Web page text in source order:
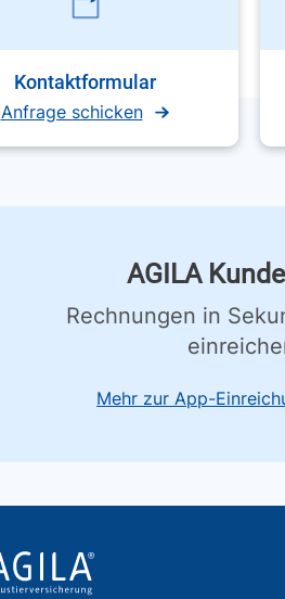
Kontaktformular
Anfrage schicken
AGILA
Rechnungen in
Mehr zur App-